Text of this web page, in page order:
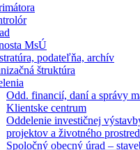
MsÚ
podateľňa, archív
štruktúra
Odd. financií, daní a správy
Klientske centrum
Oddelenie investičnej
projektov a životného
Spoločný obecný úrad –